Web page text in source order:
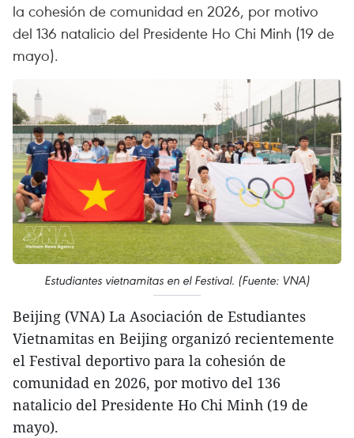
la cohesión de comunidad en 2026, por motivo
del 136 natalicio del Presidente Ho Chi Minh (19 de
mayo).
Estudiantes vietnamitas en el Festival. (Fuente: VNA)
Beijing (VNA) La Asociación de Estudiantes
Vietnamitas en Beijing organizó recientemente
el Festival deportivo para la cohesión de
comunidad en 2026, por motivo del 136
natalicio del Presidente Ho Chi Minh (19 de
mayo).